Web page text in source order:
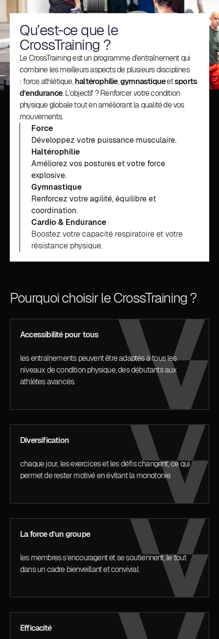
Qu’est-ce que le
CrossTraining ?
Le CrossTraining est un programme d’entraînement qui
combine les meilleurs aspects de plusieurs disciplines
: force athlétique,haltérophilie,gymnastiqueetsports
d’endurance. L’objectif ? Renforcer votre condition
physique globale tout en améliorant la qualité de vos
mouvements.
Force
Développez votre puissance musculaire.
Haltérophilie
Améliorez vos postures et votre force
explosive.
Gymnastique
Renforcez votre agilité, équilibre et
coordination.
Cardio & Endurance
Boostez votre capacité respiratoire et votre
résistance physique.
Pourquoi choisir le CrossTraining ?
Accessibilité pour tous
les entraînements peuvent être adaptés à tous les
niveaux de condition physique, des débutants aux
athlètes avancés.
Diversification
chaque jour, les exercices et les défis changent, ce qui
permet de rester motivé en évitant la monotonie.
La force d’un groupe
les membres s’encouragent et se soutiennent, le tout
dans un cadre bienveillant et convivial.
Efficacité